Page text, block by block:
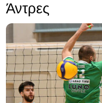
Άντρες